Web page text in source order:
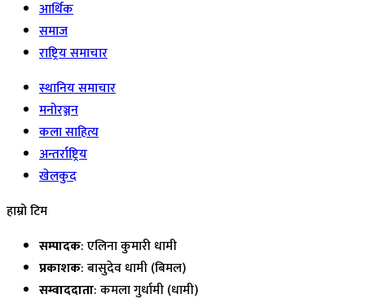
आर्थिक
समाज
राष्ट्रिय समाचार
स्थानिय समाचार
मनोरञ्जन
कला साहित्य
अन्तर्राष्ट्रिय
खेलकुद
हाम्रो टिम
सम्पादक: एलिना कुमारी धामी
प्रकाशक: बासुदेव धामी (बिमल)
सम्वाददाता: कमला गुर्धामी (धामी)